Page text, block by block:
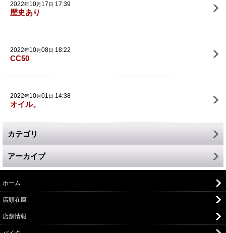
2022年10月 17日 17:39
歴史あり
2022年10月08日 18:22
CC50
2022年10月01日 14:38
オイル。
カテゴリ
アーカイブ
ホーム
店頭在庫
店舗情報